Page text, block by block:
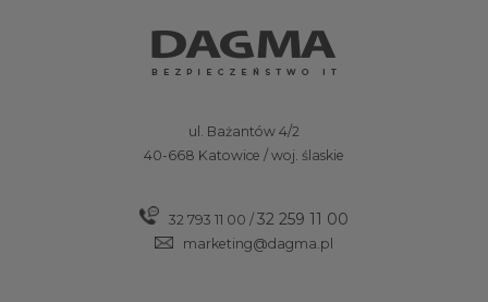
ul. Bażantów 4/2
40-668 Katowice / woj. ślaskie
32 793 11 00 / 32 259 11 00
marketing@dagma.pl